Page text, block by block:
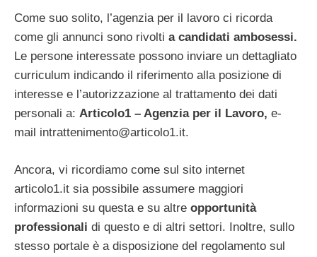
Come suo solito, l’agenzia per il lavoro ci ricorda
come gli annunci sono rivolti a candidati ambosessi.
Le persone interessate possono inviare un dettagliato
curriculum indicando il riferimento alla posizione di
interesse e l’autorizzazione al trattamento dei dati
personali a: Articolo1 – Agenzia per il Lavoro, e-
mail intrattenimento@articolo1.it.
Ancora, vi ricordiamo come sul sito internet
articolo1.it sia possibile assumere maggiori
informazioni su questa e su altre opportunità
professionali di questo e di altri settori. Inoltre, sullo
stesso portale è a disposizione del regolamento sul